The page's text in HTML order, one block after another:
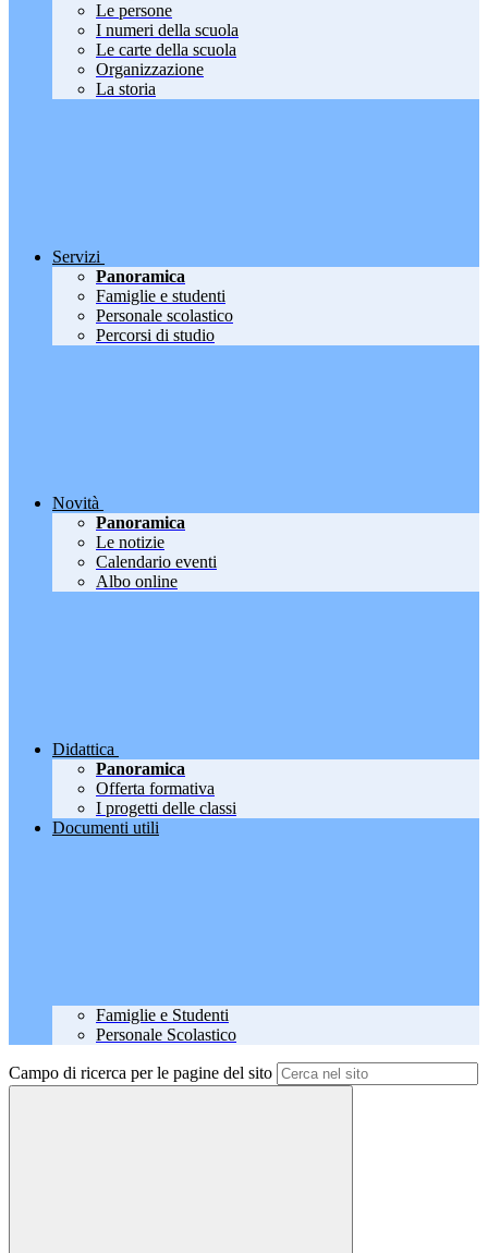
Le persone
I numeri della scuola
Le carte della scuola
Organizzazione
La storia
Servizi
Panoramica
Famiglie e studenti
Personale scolastico
Percorsi di studio
Novità
Panoramica
Le notizie
Calendario eventi
Albo online
Didattica
Panoramica
Offerta formativa
I progetti delle classi
Documenti utili
Famiglie e Studenti
Personale Scolastico
Campo di ricerca per le pagine del sito